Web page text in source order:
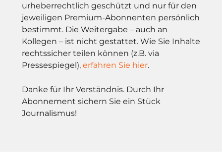
urheberrechtlich geschützt und nur für den
jeweiligen Premium-Abonnenten persönlich
bestimmt. Die Weitergabe – auch an
Kollegen – ist nicht gestattet. Wie Sie Inhalte
rechtssicher teilen können (z.B. via
Pressespiegel), erfahren Sie hier.
Danke für Ihr Verständnis. Durch Ihr
Abonnement sichern Sie ein Stück
Journalismus!